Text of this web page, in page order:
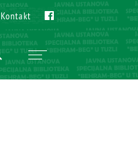
Kontakt
Kontakt Fb
Fb